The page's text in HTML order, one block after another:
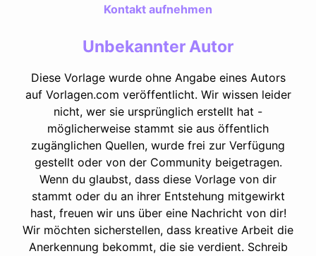
Kontakt aufnehmen
Unbekannter Autor
Diese Vorlage wurde ohne Angabe eines Autors
auf Vorlagen.com veröffentlicht. Wir wissen leider
nicht, wer sie ursprünglich erstellt hat -
möglicherweise stammt sie aus öffentlich
zugänglichen Quellen, wurde frei zur Verfügung
gestellt oder von der Community beigetragen.
Wenn du glaubst, dass diese Vorlage von dir
stammt oder du an ihrer Entstehung mitgewirkt
hast, freuen wir uns über eine Nachricht von dir!
Wir möchten sicherstellen, dass kreative Arbeit die
Anerkennung bekommt, die sie verdient. Schreib